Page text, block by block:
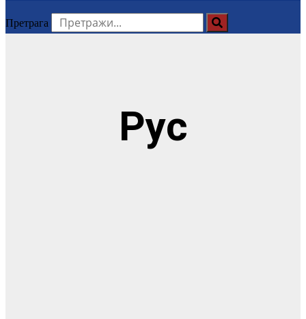
Претрага
Рус